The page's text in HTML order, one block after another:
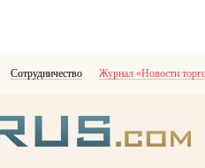
Сотрудничество Журнал «Новости